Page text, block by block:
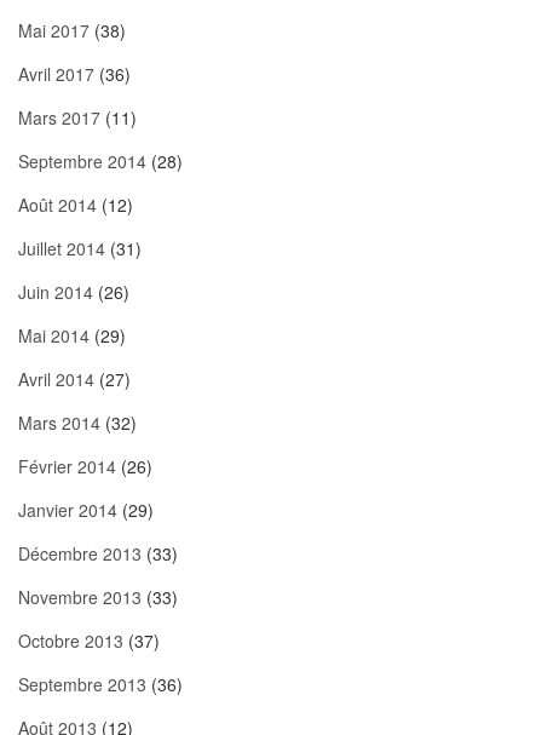
Mai 2017 (38)
Avril 2017 (36)
Mars 2017 (11)
Septembre 2014 (28)
Août 2014 (12)
Juillet 2014 (31)
Juin 2014 (26)
Mai 2014 (29)
Avril 2014 (27)
Mars 2014 (32)
Février 2014 (26)
Janvier 2014 (29)
Décembre 2013 (33)
Novembre 2013 (33)
Octobre 2013 (37)
Septembre 2013 (36)
Août 2013 (12)